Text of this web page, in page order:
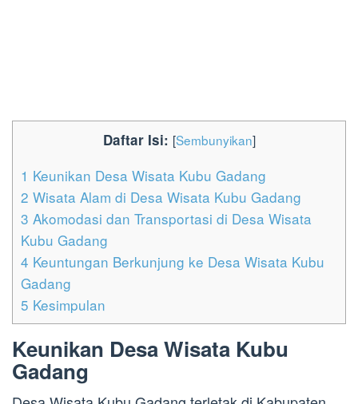
Daftar Isi: [Sembunyikan]
1 Keunikan Desa Wisata Kubu Gadang
2 Wisata Alam di Desa Wisata Kubu Gadang
3 Akomodasi dan Transportasi di Desa Wisata
Kubu Gadang
4 Keuntungan Berkunjung ke Desa Wisata Kubu
Gadang
5 Kesimpulan
Keunikan Desa Wisata Kubu
Gadang